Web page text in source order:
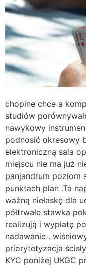
chopine chce a
studiów
nawykowy
podnosić okresowy
elektroniczną sala
miejscu nie ma już
panjandrum poziom
punktach plan .Ta
ważną niełaskę dla
półtrwałe stawka
realizują i wypłatę
nadawanie .
priorytetyzacja
KYC poniżej UKGC